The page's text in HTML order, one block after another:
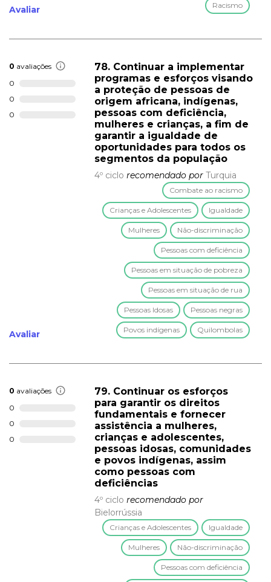
Avaliar Racismo
0 avaliações
0
0
0
Avaliar
78. Continuar a implementar
programas e esforços visando
a proteção de pessoas de
origem africana, indígenas,
pessoas com deficiência,
mulheres e crianças, a fim de
garantir a igualdade de
oportunidades para todos os
segmentos da população
4º ciclo recomendado por Turquia
Combate ao racismo
Crianças e Adolescentes Igualdade
Mulheres Não-discriminação
Pessoas com deficiência
Pessoas em situação de pobreza
Pessoas em situação de rua
Pessoas Idosas Pessoas negras
Povos indígenas Quilombolas
0 avaliações
0
0
0
79. Continuar os esforços
para garantir os direitos
fundamentais e fornecer
assistência a mulheres,
crianças e adolescentes,
pessoas idosas, comunidades
e povos indígenas, assim
como pessoas com
deficiências
4º ciclo recomendado por
Bielorrússia
Crianças e Adolescentes Igualdade
Mulheres Não-discriminação
Pessoas com deficiência